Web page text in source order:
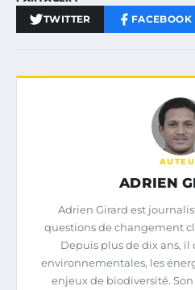
TWITTER FACEBOOK
ADRIEN
Adrien Girard est
questions de changement
Depuis plus de dix ans,
environnementales, les
enjeux de biodiversité.